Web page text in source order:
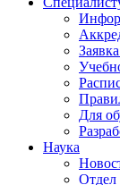
Для
Наука